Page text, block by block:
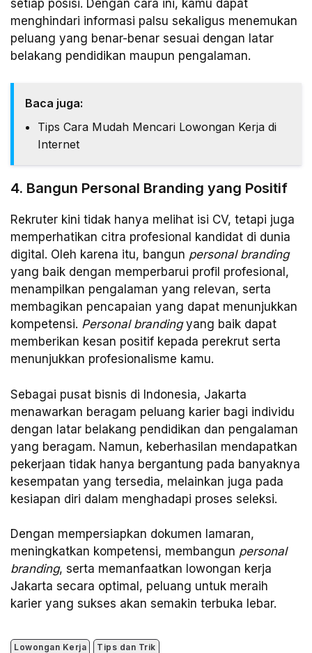
setiap posisi. Dengan cara ini, kamu dapat
menghindari informasi palsu sekaligus menemukan
peluang yang benar-benar sesuai dengan latar
belakang pendidikan maupun pengalaman.
Baca juga:
Tips Cara Mudah Mencari Lowongan Kerja di
Internet
4. Bangun Personal Branding yang Positif
Rekruter kini tidak hanya melihat isi CV, tetapi juga
memperhatikan citra profesional kandidat di dunia
digital. Oleh karena itu, bangun personal branding
yang baik dengan memperbarui profil profesional,
menampilkan pengalaman yang relevan, serta
membagikan pencapaian yang dapat menunjukkan
kompetensi. Personal brandingyang baik dapat
memberikan kesan positif kepada perekrut serta
menunjukkan profesionalisme kamu.
Sebagai pusat bisnis di Indonesia, Jakarta
menawarkan beragam peluang karier bagi individu
dengan latar belakang pendidikan dan pengalaman
yang beragam. Namun, keberhasilan mendapatkan
pekerjaan tidak hanya bergantung pada banyaknya
kesempatan yang tersedia, melainkan juga pada
kesiapan diri dalam menghadapi proses seleksi.
Dengan mempersiapkan dokumen lamaran,
meningkatkan kompetensi, membangun personal
branding, serta memanfaatkan lowongan kerja
Jakarta secara optimal, peluang untuk meraih
karier yang sukses akan semakin terbuka lebar.
Lowongan Kerja
Tips dan Trik